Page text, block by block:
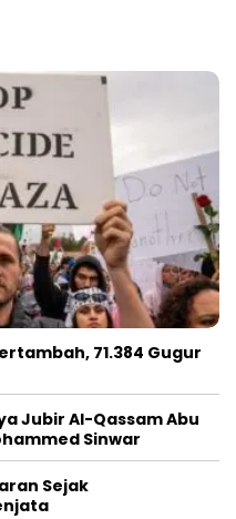
71.384 Gugur
Jubir Al-Qassam Abu
Sinwar
Sejak